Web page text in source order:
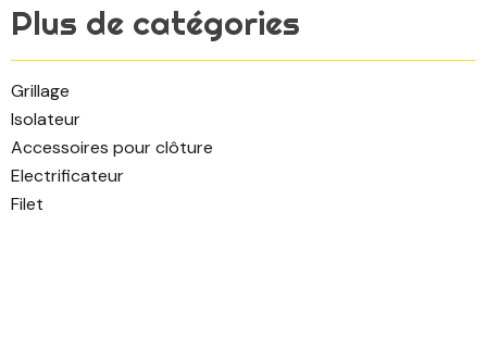
Plus de catégories
grillage
isolateur
accessoires pour clôture
electrificateur
filet